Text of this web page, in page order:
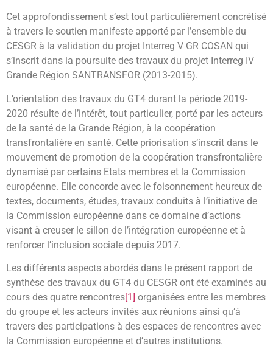
Cet approfondissement s’est tout particulièrement concrétisé
à travers le soutien manifeste apporté par l’ensemble du
CESGR à la validation du projet Interreg V GR COSAN qui
s’inscrit dans la poursuite des travaux du projet Interreg IV
Grande Région SANTRANSFOR (2013-2015).
L’orientation des travaux du GT4 durant la période 2019-
2020 résulte de l’intérêt, tout particulier, porté par les acteurs
de la santé de la Grande Région, à la coopération
transfrontalière en santé. Cette priorisation s’inscrit dans le
mouvement de promotion de la coopération transfrontalière
dynamisé par certains Etats membres et la Commission
européenne. Elle concorde avec le foisonnement heureux de
textes, documents, études, travaux conduits à l’initiative de
la Commission européenne dans ce domaine d’actions
visant à creuser le sillon de l’intégration européenne et à
renforcer l’inclusion sociale depuis 2017.
Les différents aspects abordés dans le présent rapport de
synthèse des travaux du GT4 du CESGR ont été examinés au
cours des quatre rencontres[1] organisées entre les membres
du groupe et les acteurs invités aux réunions ainsi qu’à
travers des participations à des espaces de rencontres avec
la Commission européenne et d’autres institutions.